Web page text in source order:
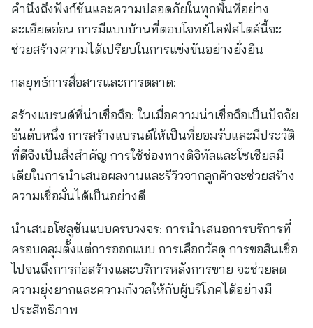
คำนึงถึงฟังก์ชันและความปลอดภัยในทุกพื้นที่อย่าง
ละเอียดอ่อน การมีแบบบ้านที่ตอบโจทย์ไลฟ์สไตล์นี้จะ
ช่วยสร้างความได้เปรียบในการแข่งขันอย่างยั่งยืน
กลยุทธ์การสื่อสารและการตลาด:
สร้างแบรนด์ที่น่าเชื่อถือ: ในเมื่อความน่าเชื่อถือเป็นปัจจัย
อันดับหนึ่ง การสร้างแบรนด์ให้เป็นที่ยอมรับและมีประวัติ
ที่ดีจึงเป็นสิ่งสำคัญ การใช้ช่องทางดิจิทัลและโซเชียลมี
เดียในการนำเสนอผลงานและรีวิวจากลูกค้าจะช่วยสร้าง
ความเชื่อมั่นได้เป็นอย่างดี
นำเสนอโซลูชันแบบครบวงจร: การนำเสนอการบริการที่
ครอบคลุมตั้งแต่การออกแบบ การเลือกวัสดุ การขอสินเชื่อ
ไปจนถึงการก่อสร้างและบริการหลังการขาย จะช่วยลด
ความยุ่งยากและความกังวลให้กับผู้บริโภคได้อย่างมี
ประสิทธิภาพ